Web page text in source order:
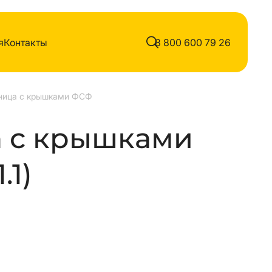
Контакты 8 800 600 79 26
с крышками ФСФ
с крышками